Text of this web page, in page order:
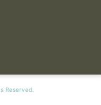
Reserved.